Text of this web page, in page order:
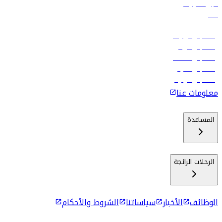
تأجير السيارات
فنادق
الوظائف
رحلات إلى تبيليسي
رحلات إلى الرياض
رحلات إلى مسقط
رحلات إلى ماليه
رحلات إلى كولومبو
معلومات عنا
المساعدة
الرحلات الرائجة
الوظائف الأخبار سياساتنا الشروط والأحكام